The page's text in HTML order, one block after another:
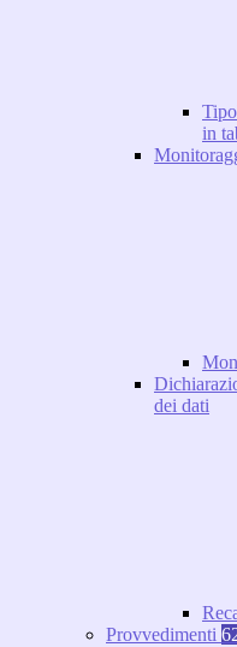
in
dei dati
Provvedimenti